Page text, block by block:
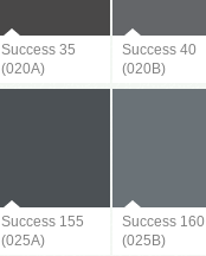
Success 35
(020A)
Success 40
(020B)
Success 155
(025A)
Success 160
(025B)